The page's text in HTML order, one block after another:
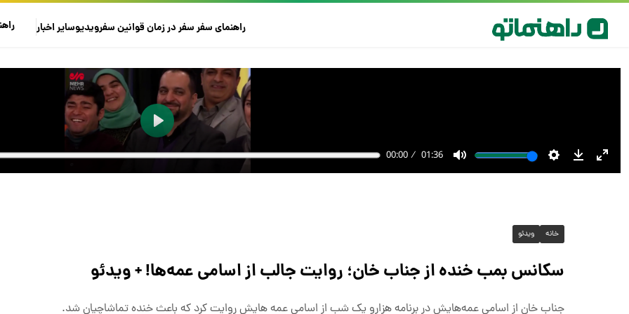
راهنمای سفرسفر در زمانقوانین سفرویدیوسایراخبار
خانه ویدئو
سکانس بمب خنده از جناب خان؛ روایت جالب از اسامی عمه‌ها! + ویدئو
جناب خان از اسامی عمه‌هایش در برنامه هزارو یک شب از اسامی عمه هایش روایت کرد که باعث خنده تماشاچیان شد.